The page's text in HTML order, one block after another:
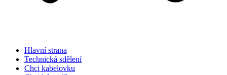
Hlavní strana
Technická sdělení
Chci kabelovku